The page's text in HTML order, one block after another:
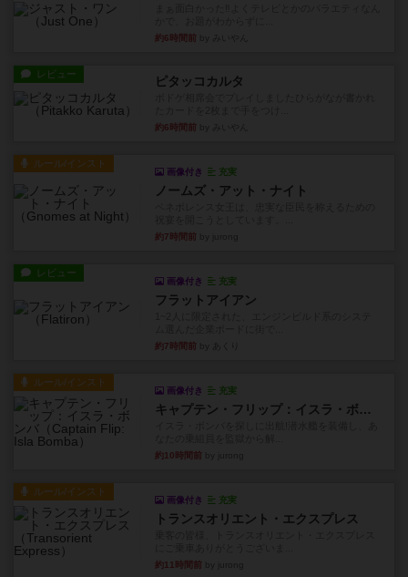
約6時間前
レビュー ピタッコカルタ
約6時間前
ルール/インスト
画像付き 充実
ノームズ・アット・ナイト
約7時間前
レビュー
画像付き 充実
フラットアイアン
約7時間前
ルール/インスト
画像付き 充実
キャプテン・フリップ：イスラ・ボンバ
約10時間前
ルール/インスト
画像付き 充実
トランスオリエント・エクスプレス
約11時間前